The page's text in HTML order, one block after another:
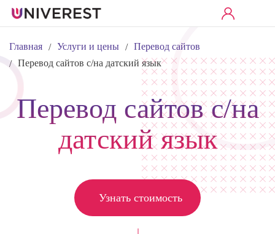
Главная / Услуги и цены / Перевод сайтов
/ Перевод сайтов с/на датский язык
Перевод сайтов с/на
датский язык
Узнать стоимость